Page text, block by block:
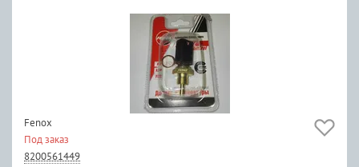
Fenox
Под заказ
8200561449